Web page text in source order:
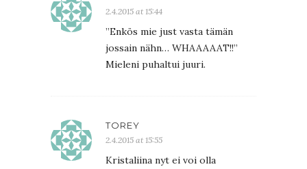
2.4.2015 at 15:44
”Enkös mie just vasta tämän
jossain nähn… WHAAAAAT!!”
Mieleni puhaltui juuri.
TOREY
2.4.2015 at 15:55
Kristaliina nyt ei voi olla